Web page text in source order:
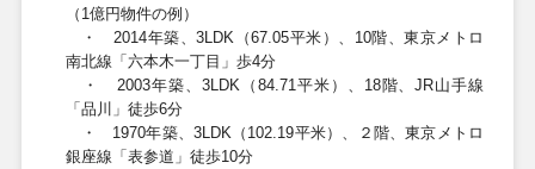
（ 1億円物件の例）
・
2014年築、3LDK （67.05平米 ）、 10階、東京メトロ
南北線「六本木一丁目」歩4分
・
2003年築、3LDK （ 84.71平米 ）、 18階、JR山手線
「品川」徒歩6分
・
1970年築、 3LDK （ 102.19平米）、２階、東京メトロ
銀座線「表参道」徒歩10分